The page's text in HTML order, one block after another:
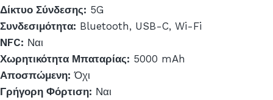
Δίκτυο Σύνδεσης: 5G
Συνδεσιμότητα: Bluetooth, USB-C, Wi-Fi
NFC: Ναι
Χωρητικότητα Μπαταρίας: 5000 mAh
Αποσπώμενη: Όχι
Γρήγορη Φόρτιση: Ναι